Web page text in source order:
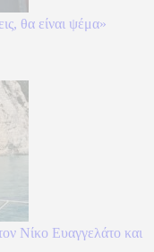
θα είναι ψέμα»
Νίκο Ευαγγελάτο και